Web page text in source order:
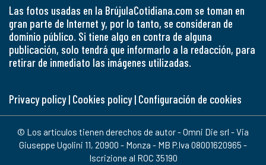
Las fotos usadas en la BrújulaCotidiana.com se toman en
gran parte de Internet y, por lo tanto, se consideran de
dominio público. Si tiene algo en contra de alguna
publicación, solo tendrá que informarlo a la redacción, para
retirar de inmediato las imágenes utilizadas.
Privacy policy| Cookies policy| Configuración de cookies
© Los artículos tienen derechos de autor - Omni Die srl - Via
Giuseppe Ugolini 11, 20900 - Monza - MB P.Iva 08001620965 -
Iscrizione al ROC 35190